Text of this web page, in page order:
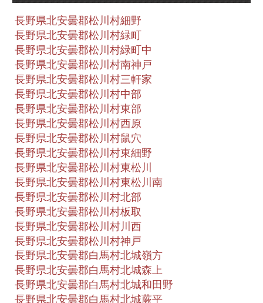
長野県北安曇郡松川村細野
長野県北安曇郡松川村緑町
長野県北安曇郡松川村緑町中
長野県北安曇郡松川村南神戸
長野県北安曇郡松川村三軒家
長野県北安曇郡松川村中部
長野県北安曇郡松川村東部
長野県北安曇郡松川村西原
長野県北安曇郡松川村鼠穴
長野県北安曇郡松川村東細野
長野県北安曇郡松川村東松川
長野県北安曇郡松川村東松川南
長野県北安曇郡松川村北部
長野県北安曇郡松川村板取
長野県北安曇郡松川村川西
長野県北安曇郡松川村神戸
長野県北安曇郡白馬村北城嶺方
長野県北安曇郡白馬村北城森上
長野県北安曇郡白馬村北城和田野
長野県北安曇郡白馬村北城蕨平